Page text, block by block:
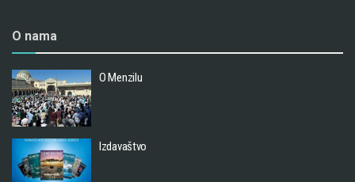
O nama
O Menzilu
Izdavaštvo